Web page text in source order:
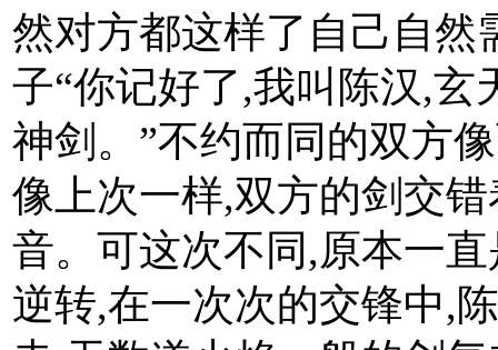
然对方都这样了自己自然
子“你记好了,我叫陈汉,
神剑。”不约而同的双方
像上次一样,双方的剑交
音。可这次不同,原本一
逆转,在一次次的交锋中,